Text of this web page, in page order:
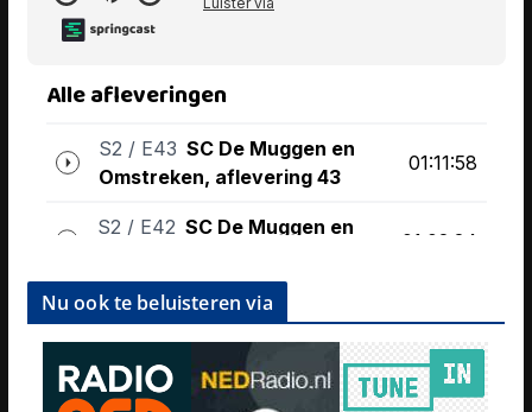
Nu ook te beluisteren via